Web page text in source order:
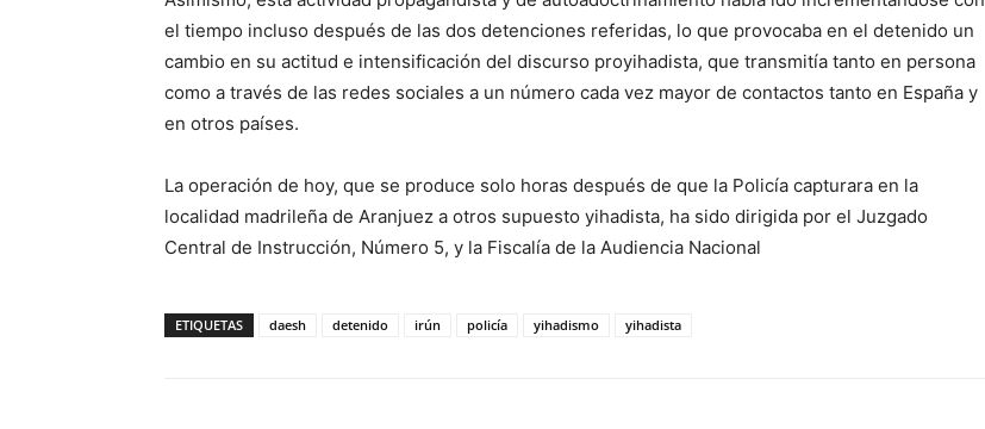
el tiempo incluso después de las dos detenciones referidas, lo que provocaba en el detenido un
cambio en su actitud e intensificación del discurso proyihadista, que transmitía tanto en persona
como a través de las redes sociales a un número cada vez mayor de contactos tanto en España y
en otros países.
La operación de hoy, que se produce solo horas después de que la Policía capturara en la
localidad madrileña de Aranjuez a otros supuesto yihadista, ha sido dirigida por el Juzgado
Central de Instrucción, Número 5, y la Fiscalía de la Audiencia Nacional
ETIQUETAS daesh detenido irún policía yihadismo yihadista